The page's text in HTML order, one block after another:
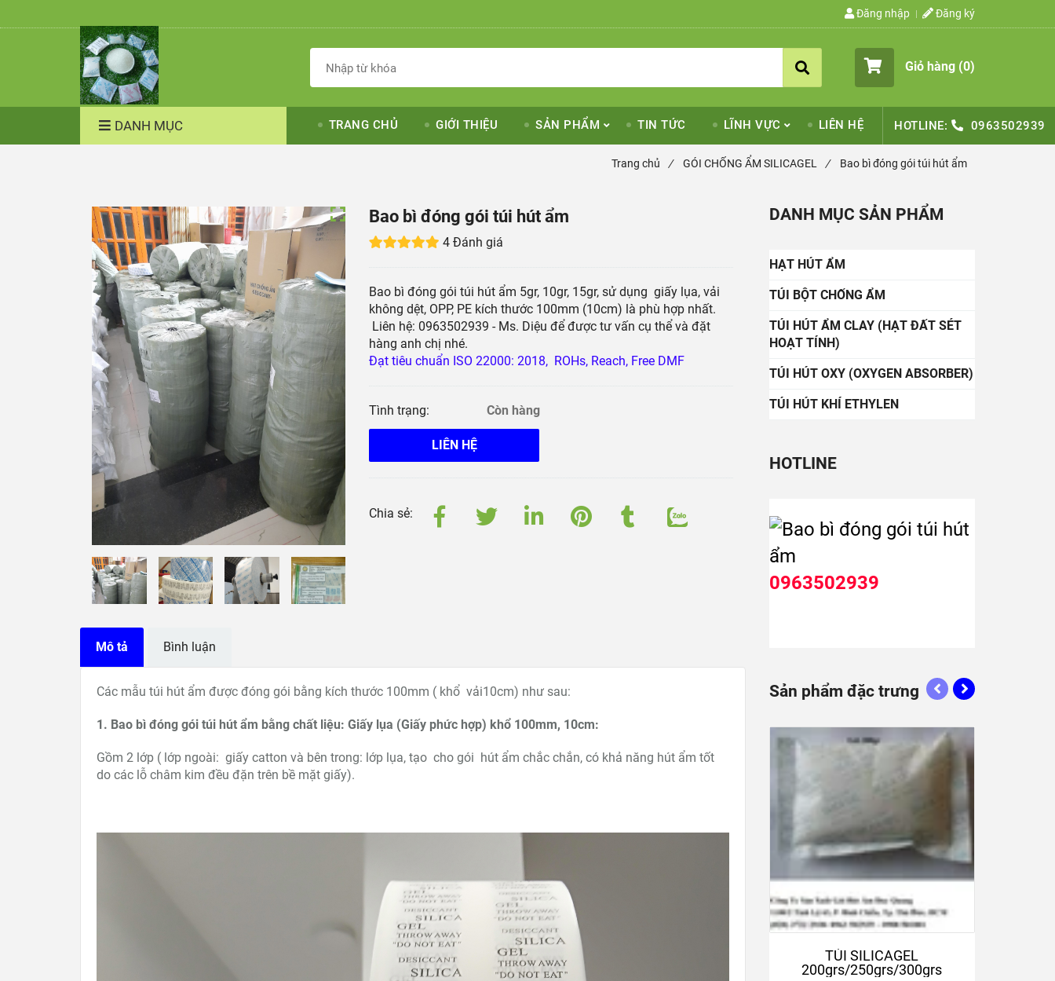
Đăng nhập Đăng ký
Giỏ hàng (0)
DANH MỤC TRANG CHỦ GIỚI THIỆU SẢN PHẨM TIN TỨC LĨNH VỰC LIÊN HỆ HOTLINE: 0963502939
Trang chủ / GÓI CHỐNG ẨM SILICAGEL / Bao bì đóng gói túi hút ẩm
Bao bì đóng gói túi hút ẩm
4 Đánh giá
Bao bì đóng gói túi hút ẩm 5gr, 10gr, 15gr, sử dụng giấy lụa, vải
không dệt, OPP, PE kích thước 100mm (10cm) là phù hợp nhất.
Liên hệ: 0963502939 - Ms. Diệu để được tư vấn cụ thể và đặt
hàng anh chị nhé.
Đạt tiêu chuẩn ISO 22000: 2018, ROHs, Reach, Free DMF
Tình trạng: Còn hàng
LIÊN HỆ
Chia sẻ:
Mô tả Bình luận
Các mẫu túi hút ẩm được đóng gói bằng kích thước 100mm ( khổ vải10cm) như sau:
1. Bao bì đóng gói túi hút ẩm bằng chất liệu: Giấy lụa (Giấy phức hợp) khổ 100mm, 10cm:
Gồm 2 lớp ( lớp ngoài: giấy catton và bên trong: lớp lụa, tạo cho gói hút ẩm chắc chắn, có khả năng hút ẩm tốt
do các lỗ châm kim đều đặn trên bề mặt giấy).
DANH MỤC SẢN PHẨM
HẠT HÚT ẨM
TÚI BỘT CHỐNG ẨM
TÚI HÚT ẨM CLAY (HẠT ĐẤT SÉT
HOẠT TÍNH)
TÚI HÚT OXY (OXYGEN ABSORBER)
TÚI HÚT KHÍ ETHYLEN
HOTLINE
0963502939
Sản phẩm đặc trưng
TÚI SILICAGEL
200grs/250grs/300grs